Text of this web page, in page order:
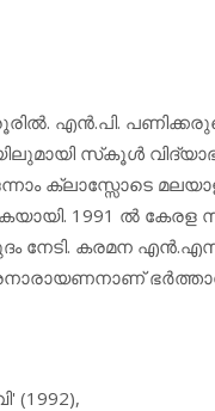
എന്‍.പി.
സ്‌കൂള്‍
ക്ലാസ്സോടെ
1991 ല്‍
നേടി. കരമന
(1992),